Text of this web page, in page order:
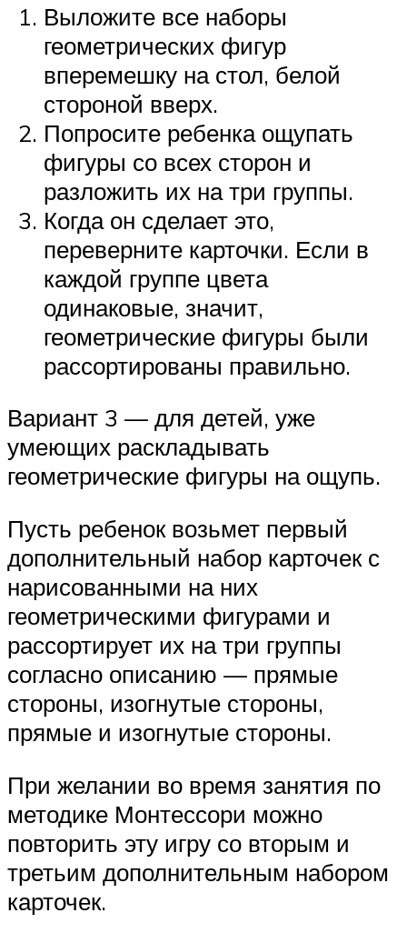
Выложите все наборы
геометрических фигур
вперемешку на стол, белой
стороной вверх.
Попросите ребенка ощупать
фигуры со всех сторон и
разложить их на три группы.
Когда он сделает это,
переверните карточки. Если в
каждой группе цвета
одинаковые, значит,
геометрические фигуры были
рассортированы правильно.
Вариант 3 — для детей, уже
умеющих раскладывать
геометрические фигуры на ощупь.
Пусть ребенок возьмет первый
дополнительный набор карточек с
нарисованными на них
геометрическими фигурами и
рассортирует их на три группы
согласно описанию — прямые
стороны, изогнутые стороны,
прямые и изогнутые стороны.
При желании во время занятия по
методике Монтессори можно
повторить эту игру со вторым и
третьим дополнительным набором
карточек.